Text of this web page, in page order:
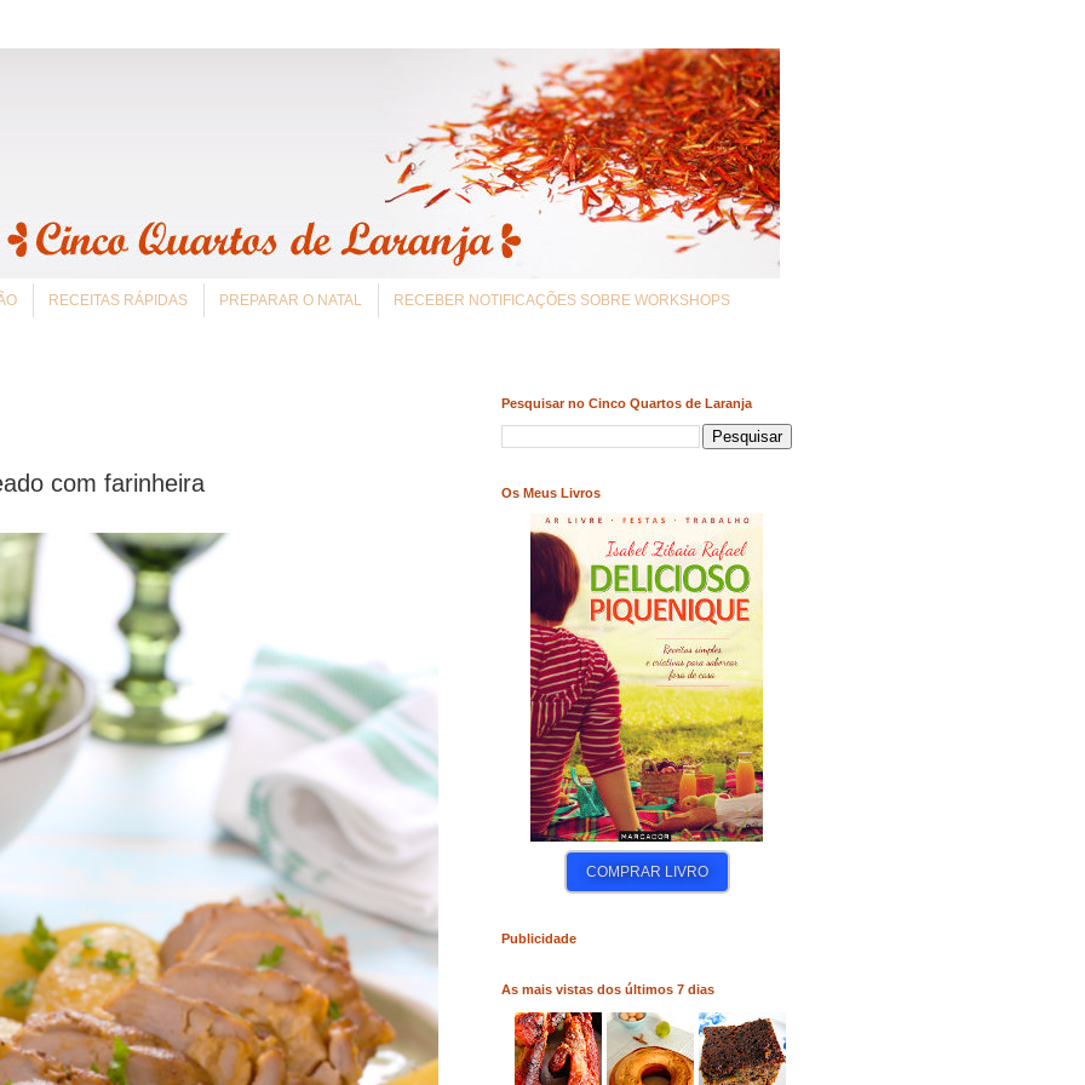
RECEITAS RÁPIDAS PREPARAR O NATAL RECEBER NOTIFICAÇÕES SOBRE WORKSHOPS
com farinheira
Pesquisar no Cinco Quartos de Laranja
Os Meus Livros
COMPRAR LIVRO
Publicidade
As mais vistas dos últimos 7 dias